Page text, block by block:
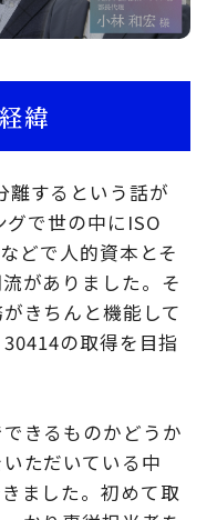
緯
離するという話が
で世の中にISO
どで人的資本とそ
がありました。そ
きちんと機能して
の取得を目指
きるものかどうか
ただいている中
ました。初めて取